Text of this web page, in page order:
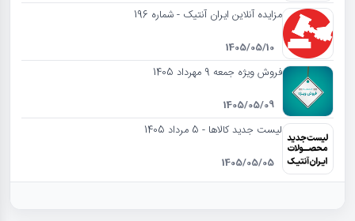
مزایده آنلاین ایران آنتیک - شماره 196
1405/05/10
فروش ویژه جمعه 9 مهرداد 1405
1405/05/09
لیست جدید کالاها - 5 مرداد 1405
1405/05/05